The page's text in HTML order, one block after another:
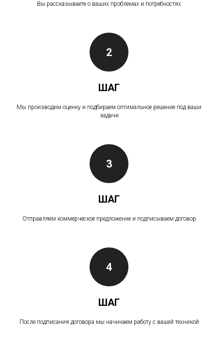
Вы рассказываете о ваших проблемах и потребностях
2
ШАГ
Мы производим оценку и подбираем оптимальное решение под ваши
задачи
3
ШАГ
Отправляем коммерческое предложение и подписываем договор
4
ШАГ
После подписания договора мы начинаем работу с вашей техникой